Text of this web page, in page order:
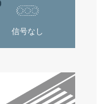
信号なし